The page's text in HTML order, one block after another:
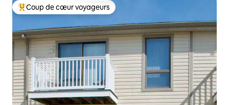
Coups de cœur voyageurs les plus appréciés
Coup de cœur voyageurs